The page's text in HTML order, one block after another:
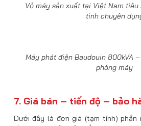
Vỏ máy sản xuất tại Việt Nam
tinh chuyên
Máy phát điện Baudouin 800kVA
phòng máy
7. Giá bán – tiến độ – bảo
Dưới đây là đơn giá (tạm tính) phần